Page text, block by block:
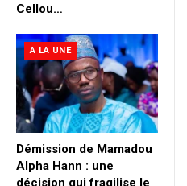
Cellou…
A LA UNE
Démission de Mamadou
Alpha Hann : une
décision qui fragilise le